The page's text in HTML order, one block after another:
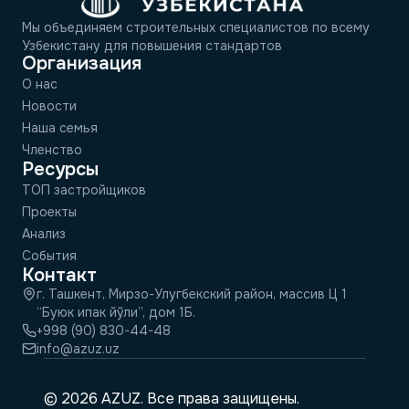
Мы объединяем строительных специалистов по всему
Узбекистану для повышения стандартов
Организация
О нас
Новости
Наша семья
Членство
Ресурсы
ТОП застройщиков
Проекты
Анализ
События
Контакт
г. Ташкент, Мирзо-Улугбекский район, массив Ц 1
“Буюк ипак йўли”, дом 1Б.
+998 (90) 830-44-48
info@azuz.uz
© 2026 AZUZ. Все права защищены.